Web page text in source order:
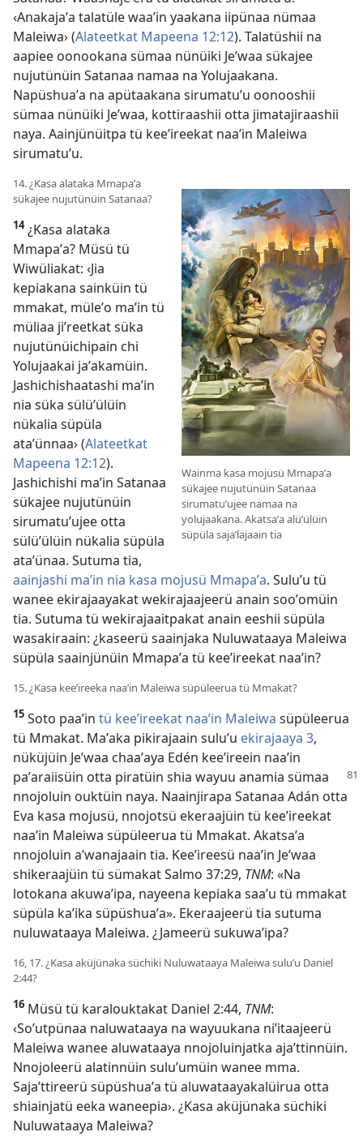
‹Anakajaʼa talatüle waaʼin yaakana iipünaa nümaa
Maleiwa› (Alateetkat Mapeena 12:12). Talatüshii na
aapiee oonookana sümaa nünüiki Jeʼwaa sükajee
nujutünüin Satanaa namaa na Yolujaakana.
Napüshuaʼa na apütaakana sirumatuʼu oonooshii
sümaa nünüiki Jeʼwaa, kottiraashii otta jimatajiraashii
naya. Aainjünüitpa tü keeʼireekat naaʼin Maleiwa
sirumatuʼu.
Wainma kasa mojusü Mmapaʼa
sükajee nujutünüin Satanaa
sirumatuʼujee namaa na
yolujaakana. Akatsaʼa alüʼülüin
süpüla sajaʼlajaain tia
14. ¿Kasa alataka Mmapaʼa
sükajee nujutünüin Satanaa?
14¿Kasa alataka
Mmapaʼa? Müsü tü
Wiwüliakat: ‹Jia
kepiakana sainküin tü
mmakat, müleʼo maʼin tü
müliaa jiʼreetkat süka
nujutünüichipain chi
Yolujaakai jaʼakamüin.
Jashichishaatashi maʼin
nia süka sülüʼülüin
nükalia süpüla
ataʼünnaa› (Alateetkat
Mapeena 12:12).
Jashichishi maʼin Satanaa
sükajee nujutünüin
sirumatuʼujee otta
sülüʼülüin nükalia süpüla
ataʼünaa. Sutuma tia,
aainjashi maʼin nia kasa mojusü Mmapaʼa. Suluʼu tü
wanee ekirajaayakat wekirajaajeerü anain sooʼomüin
tia. Sutuma tü wekirajaaitpakat anain eeshii süpüla
wasakiraain: ¿kaseerü saainjaka Nuluwataaya Maleiwa
süpüla saainjünüin Mmapaʼa tü keeʼireekat naaʼin?
15. ¿Kasa keeʼireeka naaʼin Maleiwa süpüleerua tü Mmakat?
15 Soto paaʼin tü keeʼireekat naaʼin Maleiwa süpüleerua
tü Mmakat. Maʼaka pikirajaain suluʼu ekirajaaya 3,
nüküjüin Jeʼwaa chaaʼaya Edén keeʼireein naaʼin
paʼaraiisüin otta piratüin shia wayuu anamia sümaa
nnojoluin ouktüin naya. Naainjirapa Satanaa Adán otta
Eva kasa mojusü, nnojotsü ekeraajüin tü keeʼireekat
naaʼin Maleiwa süpüleerua tü Mmakat. Akatsaʼa
nnojoluin aʼwanajaain tia. Keeʼireesü naaʼin Jeʼwaa
shikeraajüin tü sümakatSalmo 37:29, TNM: «Na
lotokana akuwaʼipa, nayeena kepiaka saaʼu tü mmakat
süpüla kaʼika süpüshuaʼa». Ekeraajeerü tia sutuma
nuluwataaya Maleiwa. ¿Jameerü sukuwaʼipa?
16, 17. ¿Kasa aküjünaka süchiki Nuluwataaya Maleiwa suluʼu Daniel
2:44?
16 Müsü tü karalouktakat Daniel 2:44, TNM:
‹Soʼutpünaa naluwataaya na wayuukana niʼitaajeerü
Maleiwa wanee aluwataaya nnojoluinjatka ajaʼttinnüin.
Nnojoleerü alatinnüin suluʼumüin wanee mma.
Sajaʼttireerü süpüshuaʼa tü aluwataayakalüirua otta
shiainjatü eeka waneepia›. ¿Kasa aküjünaka süchiki
Nuluwataaya Maleiwa?